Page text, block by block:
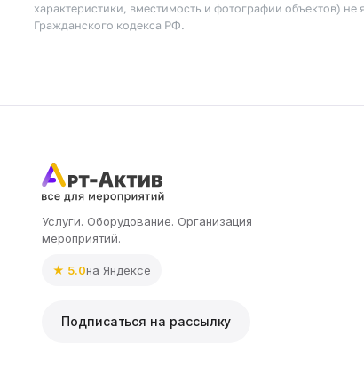
характеристики, вместимость и фотографии объектов)
Гражданского кодекса РФ.
Услуги. Оборудование. Организация
мероприятий.
★ 5.0на Яндексе
Подписаться на рассылку